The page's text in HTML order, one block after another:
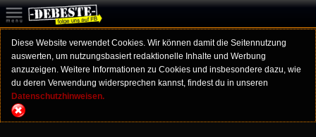
Diese Website verwendet Cookies. Wir können damit die Seitennutzung
auswerten, um nutzungsbasiert redaktionelle Inhalte und Werbung
anzuzeigen. Weitere Informationen zu Cookies und insbesondere dazu, wie
du deren Verwendung widersprechen kannst, findest du in unseren
Datenschutzhinweisen.